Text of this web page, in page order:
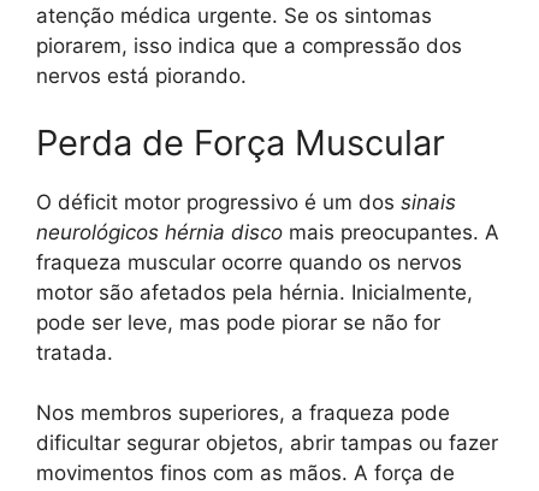
atenção médica urgente. Se os sintomas
piorarem, isso indica que a compressão dos
nervos está piorando.
Perda de Força Muscular
O déficit motor progressivo é um dos sinais
neurológicos hérnia disco mais preocupantes. A
fraqueza muscular ocorre quando os nervos
motor são afetados pela hérnia. Inicialmente,
pode ser leve, mas pode piorar se não for
tratada.
Nos membros superiores, a fraqueza pode
dificultar segurar objetos, abrir tampas ou fazer
movimentos finos com as mãos. A força de